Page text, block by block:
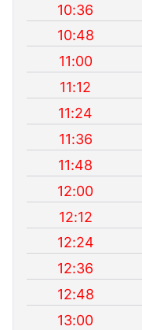
10:36
10:48
11:00
11:12
11:24
11:36
11:48
12:00
12:12
12:24
12:36
12:48
13:00